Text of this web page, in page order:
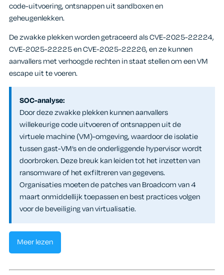
code-uitvoering, ontsnappen uit sandboxen en
geheugenlekken.
De zwakke plekken worden getraceerd als CVE-2025-22224,
CVE-2025-22225 en CVE-2025-22226, en ze kunnen
aanvallers met verhoogde rechten in staat stellen om een VM
escape uit te voeren.
SOC-analyse:
Door deze zwakke plekken kunnen aanvallers
willekeurige code uitvoeren of ontsnappen uit de
virtuele machine (VM)-omgeving, waardoor de isolatie
tussen gast-VM’s en de onderliggende hypervisor wordt
doorbroken. Deze breuk kan leiden tot het inzetten van
ransomware of het exfiltreren van gegevens.
Organisaties moeten de patches van Broadcom van 4
maart onmiddellijk toepassen en best practices volgen
voor de beveiliging van virtualisatie.
Meer lezen